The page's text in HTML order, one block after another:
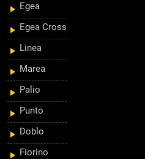
Egea
Egea Cross
Linea
Marea
Palio
Punto
Doblo
Fiorino